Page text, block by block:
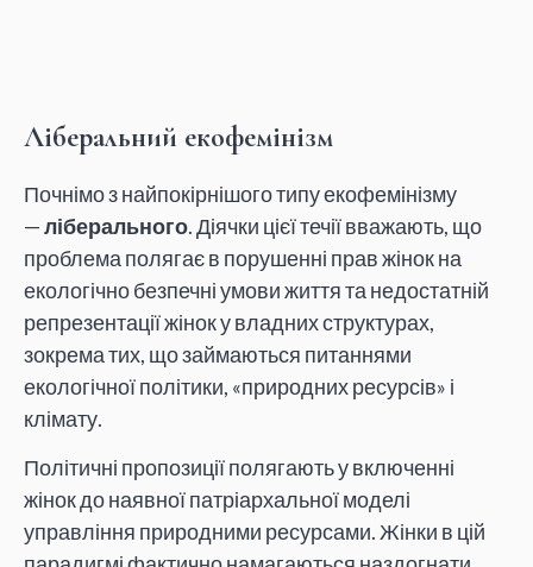
Ліберальний екофемінізм
Почнімо з найпокірнішого типу екофемінізму
—ліберального. Діячки цієї течії вважають, що
проблема полягає в порушенні прав жінок на
екологічно безпечні умови життя та недостатній
репрезентації жінок у владних структурах,
зокрема тих, що займаються питаннями
екологічної політики, «природних ресурсів» і
клімату.
Політичні пропозиції полягають у включенні
жінок до наявної патріархальної моделі
управління природними ресурсами. Жінки в цій